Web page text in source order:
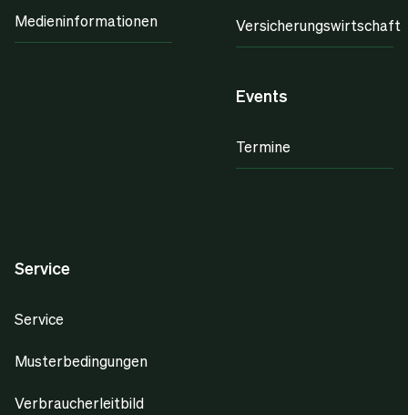
Medieninformationen Versicherungswirtschaft
Events
Termine
Service
Service
Musterbedingungen
Verbraucherleitbild